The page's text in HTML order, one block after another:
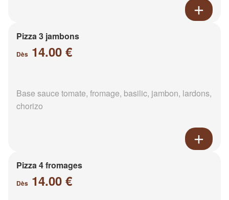
Pizza 3 jambons
Dès 14.00 €
Base sauce tomate, fromage, basilic, jambon, lardons,
chorizo
Pizza 4 fromages
Dès 14.00 €